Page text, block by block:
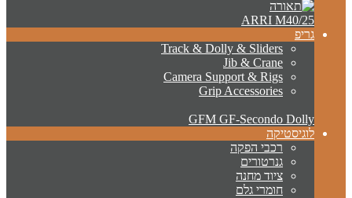
ARRI M40/25
גריפ
Track & Dolly & Sliders
Jib & Crane
Camera Support & Rigs
Grip Accessories
GFM GF-Secondo Dolly
לוגיסטיקה
רכבי הפקה
גנרטורים
ציוד מחנה
חומרי גלם